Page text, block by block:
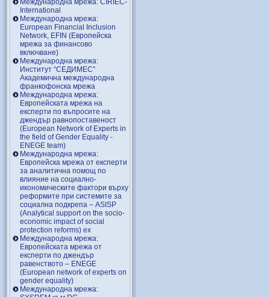
Международна мрежа: CIRIEC-
International
Международна мрежа:
European Financial Inclusion
Network, EFIN (Европейска
мрежа за финансово
включване)
Международна мрежа:
Институт “СЕДИМЕС”
Академична международна
франкофонска мрежа
Международна мрежа:
Европейската мрежа на
експерти по въпросите на
джендър равнопоставеност
(European Network of Experts in
the field of Gender Equality -
ENEGE team)
Международна мрежа:
Европейска мрежа от експерти
за аналитична помощ по
влияние на социално-
икономическите фактори върху
реформите при системите за
социална подкрепа – ASISP
(Analytical support on the socio-
economic impact of social
protection reforms) ex
Международна мрежа:
Европейската мрежа от
експерти по джендър
равенството – ENEGE
(European network of experts on
gender equality)
Международна мрежа: